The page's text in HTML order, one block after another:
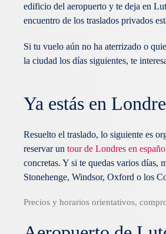
edificio del aeropuerto y te deja en
encuentro de los traslados privados
Si tu vuelo aún no ha aterrizado o
la ciudad los días siguientes, te
Ya estás en
Resuelto el traslado, lo siguiente es
reservar un tour de Londres en
concretas. Y si te quedas varios días,
Stonehenge, Windsor, Oxford o los
Precios y horarios orientativos,